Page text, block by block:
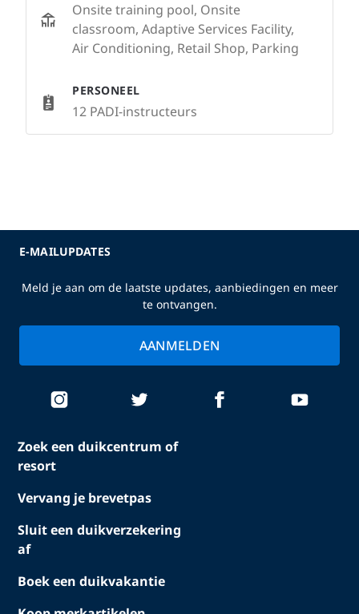
Onsite training pool, Onsite
classroom, Adaptive Services Facility,
Air Conditioning, Retail Shop, Parking
PERSONEEL
12 PADI-instructeurs
Zoek een duikcentrum of
resort
Vervang je brevetpas
Sluit een duikverzekering
af
Boek een duikvakantie
E-MAILUPDATES
Meld je aan om de laatste updates, aanbiedingen en meer
te ontvangen.
AANMELDEN